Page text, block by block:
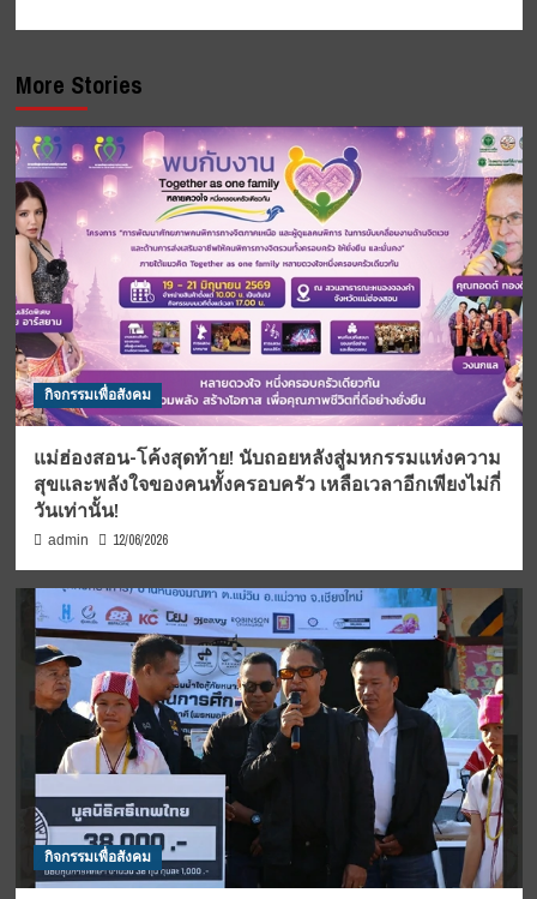
More Stories
กิจกรรมเพื่อสังคม
แม่ฮ่องสอน-โค้งสุดท้าย! นับถอยหลังสู่มหกรรมแห่งความ
สุขและพลังใจของคนทั้งครอบครัว เหลือเวลาอีกเพียงไม่กี่
วันเท่านั้น!
admin 12/06/2026
กิจกรรมเพื่อสังคม